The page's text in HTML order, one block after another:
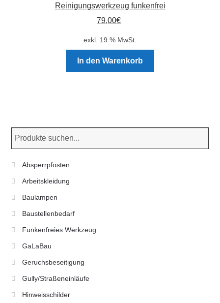
Reinigungswerkzeug funkenfrei
79,00€
exkl. 19 % MwSt.
In den Warenkorb
Absperrpfosten
Arbeitskleidung
Baulampen
Baustellenbedarf
Funkenfreies Werkzeug
GaLaBau
Geruchsbeseitigung
Gully/Straßeneinläufe
Hinweisschilder